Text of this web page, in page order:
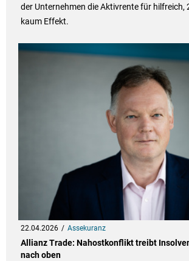
der Unternehmen die Aktivrente für hilfreich,
kaum Effekt.
22.04.2026 Assekuranz
Allianz Trade: Nahostkonflikt treibt
nach oben